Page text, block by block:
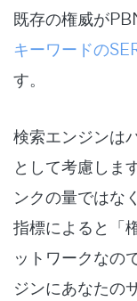
既存の権威が
キーワードの
す。
検索エンジンは
として考慮しま
ンクの量ではなく
指標によると「
ットワークなの
ジンにあなたの